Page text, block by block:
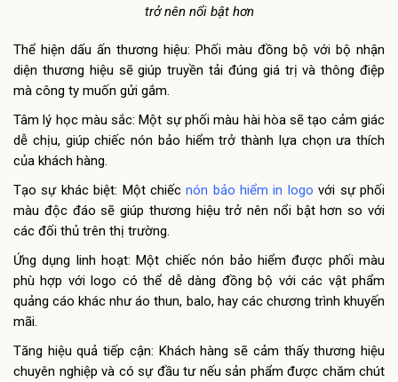
trở nên nổi bật hơn
Thể hiện dấu ấn thương hiệu: Phối màu đồng bộ với bộ nhận
diện thương hiệu sẽ giúp truyền tải đúng giá trị và thông điệp
mà công ty muốn gửi gắm.
Tâm lý học màu sắc: Một sự phối màu hài hòa sẽ tạo cảm giác
dễ chịu, giúp chiếc nón bảo hiểm trở thành lựa chọn ưa thích
của khách hàng.
Tạo sự khác biệt: Một chiếcnón bảo hiểm in logo với sự phối
màu độc đáo sẽ giúp thương hiệu trở nên nổi bật hơn so với
các đối thủ trên thị trường.
Ứng dụng linh hoạt: Một chiếc nón bảo hiểm được phối màu
phù hợp với logo có thể dễ dàng đồng bộ với các vật phẩm
quảng cáo khác như áo thun, balo, hay các chương trình khuyến
mãi.
Tăng hiệu quả tiếp cận: Khách hàng sẽ cảm thấy thương hiệu
chuyên nghiệp và có sự đầu tư nếu sản phẩm được chăm chút